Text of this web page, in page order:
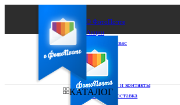
О ФотоПочте
Акции
Сделаем за вас
Бизнесу
FAQ
Франшиза
Поддержка и контакты
Оплата и доставка
КАТАЛОГ